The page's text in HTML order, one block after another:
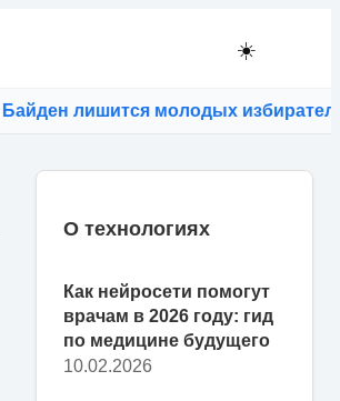
☀️
лишится молодых избирателей⚡
О технологиях
Как нейросети помогут
врачам в 2026 году: гид
по медицине будущего
10.02.2026